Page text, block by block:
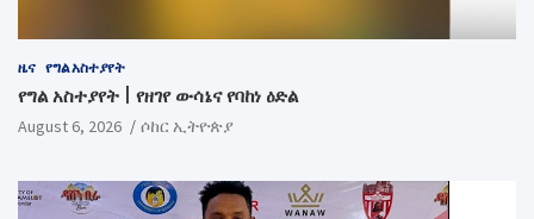
ዜና የግል አስተያየት
የግል አስተያየት | የዘገየ ውሳኔና የባከነ ዕድል
August 6, 2026 ሶከር ኢትዮጵያ